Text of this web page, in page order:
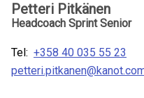
Petteri Pitkänen
Headcoach Sprint Senior
Tel: +358 40 035 55 23